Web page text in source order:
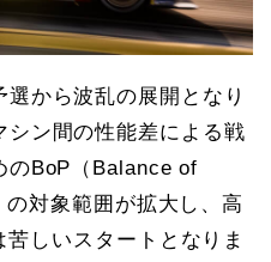
から波乱の展開となり
シン間の性能差による戦
のBoP（Balance of
対象範囲が拡大し、高
しいスタートとなりま